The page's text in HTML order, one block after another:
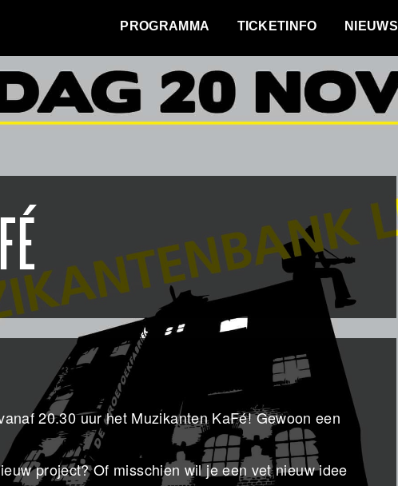
PROGRAMMA TICKETINFO NIEUWS
20.30 uur het Muzikanten KaFé! Gewoon een
project? Of misschien wil je een vet nieuw idee